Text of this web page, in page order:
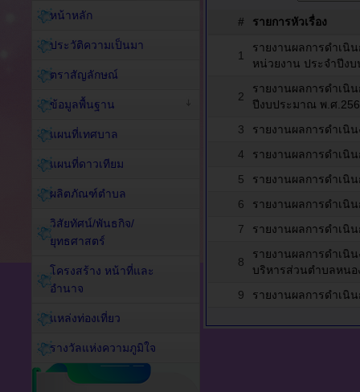
# รายการหัวเรื่อง
1
รายงานผลการดำเนิ
หน่วยงาน ประจำปีง
2
รายงานผลการดำเนิ
ปีงบประมาณ พ.ศ
3
รายงานผลการดำเนิ
4
รายงานผลการดำเนิ
5
รายงานผลการดำเนิ
6
รายงานผลการดำเนิ
7
รายงานผลการดำเนิ
8
รายงานผลการดำเนิ
บริหารส่วนตำบลหนอ
9
รายงานผลการดำเนิ
หน้าหลัก
ประวัติความเป็นมา
ตราสัญลักษณ์
ข้อมูลพื้นฐาน
แผนที่เทศบาล
แผนที่ดาวเทียม
ผลิตภัณฑ์ตำบล
วิสัยทัศน์/พันธกิจ/
ยุทธศาสตร์
โครงสร้าง หน้าที่และ
อำนาจ
แหล่งท่องเที่ยว
รางวัลแห่งความภูมิใจ